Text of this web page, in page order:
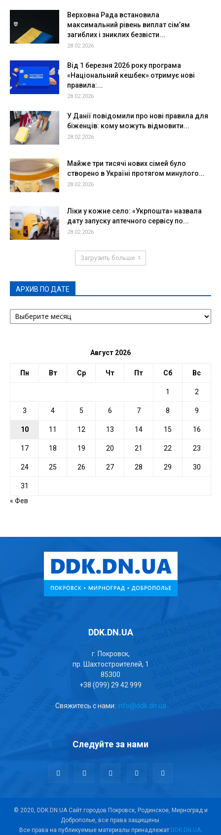
Верховна Рада встановила
максимальний рівень виплат сім’ям
загиблих і зниклих безвісти...
28.02.2026
Від 1 березня 2026 року програма
«Національний кешбек» отримує нові
правила:...
28.02.2026
У Данії повідомили про нові правила для
біженців: кому можуть відмовити...
28.02.2026
Майже три тисячі нових сімей було
створено в Україні протягом минулого...
28.02.2026
Ліки у кожне село: «Укрпошта» назвала
дату запуску аптечного сервісу по...
28.02.2026
Загрузить больше
АРХИВ ПО ДАТЕ
АРХИВ
ПО
Август 2026
Пн Вт Ср Чт Пт Сб Вс
1 2
3 4 5 6 7 8 9
10 11 12 13 14 15 16
17 18 19 20 21 22 23
24 25 26 27 28 29 30
31
« Фев
DDK.DN.UA
г. Покровск,
пр. Шахтостроителей, 1
85300
+38 (099) 29 42 999
Свяжитесь с нами: info@ddk.dn.ua
Следуйте за нами
© 2020, DDK.DN.UA Сайт городов Покровск, Родинское, Мирноград и
Доброполье, все права защищены.
Все права на публикуемые материалы принадлежат DDK.DN.UA.